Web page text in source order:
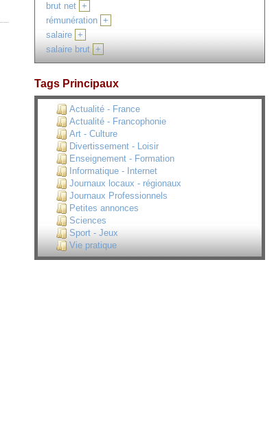
brut net +
rémunération +
salaire +
salaire brut +
Tags Principaux
Actualité - France
Actualité - Francophonie
Art - Culture
Divertissement - Loisir
Enseignement - Formation
Informatique - Internet
Journaux locaux - régionaux
Journaux Professionnels
Petites annonces
Sciences
Sport - Jeux
Vie pratique